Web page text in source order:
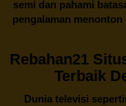
semi dan pahami
pengalaman
Rebahan21
Terbaik
Dunia televisi